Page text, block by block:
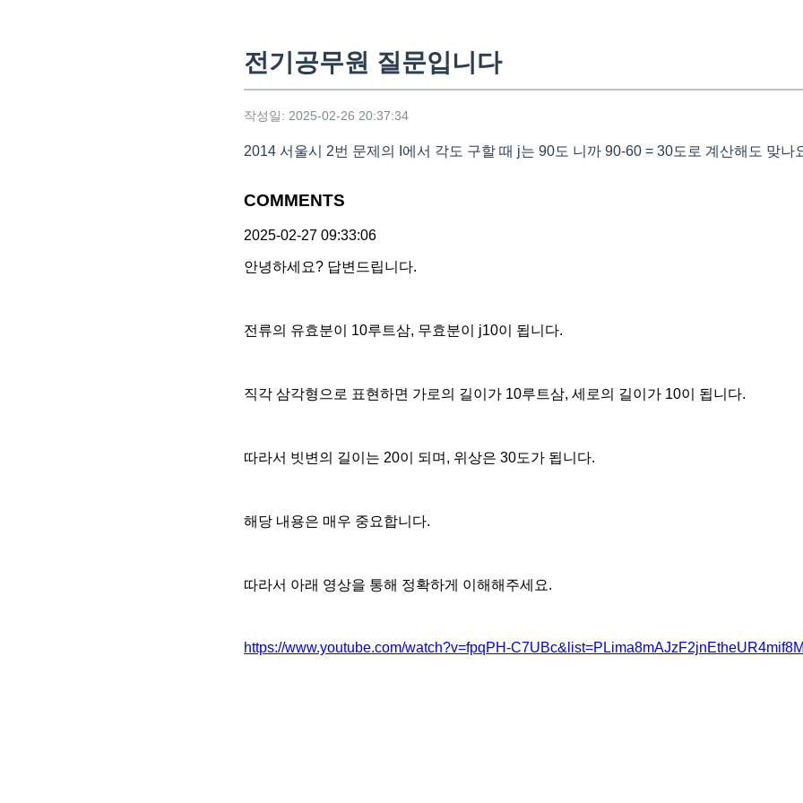
전기공무원 질문입니다
작성일: 2025-02-26 20:37:34
2014 서울시 2번 문제의 I에서 각도 구할 때 j는 90도 니까 90-60 = 30도로 계산해도 맞나
COMMENTS
2025-02-27 09:33:06
안녕하세요? 답변드립니다.
전류의 유효분이 10루트삼, 무효분이 j10이 됩니다.
직각 삼각형으로 표현하면 가로의 길이가 10루트삼, 세로의 길이가 10이 됩니다.
따라서 빗변의 길이는 20이 되며, 위상은 30도가 됩니다.
해당 내용은 매우 중요합니다.
따라서 아래 영상을 통해 정확하게 이해해주세요.
https://www.youtube.com/watch?v=fpqPH-